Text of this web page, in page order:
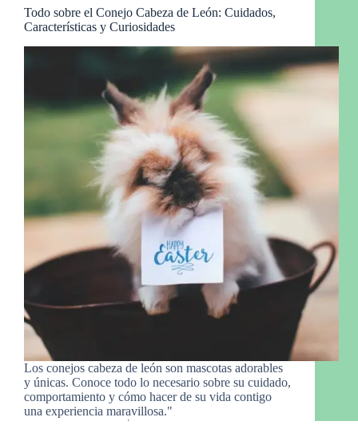
Todo sobre el Conejo Cabeza de León: Cuidados,
Características y Curiosidades
Los conejos cabeza de león son mascotas adorables
y únicas. Conoce todo lo necesario sobre su cuidado,
comportamiento y cómo hacer de su vida contigo
una experiencia maravillosa."